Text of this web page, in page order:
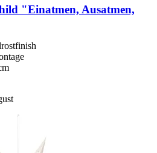
"Einatmen, Ausatmen,